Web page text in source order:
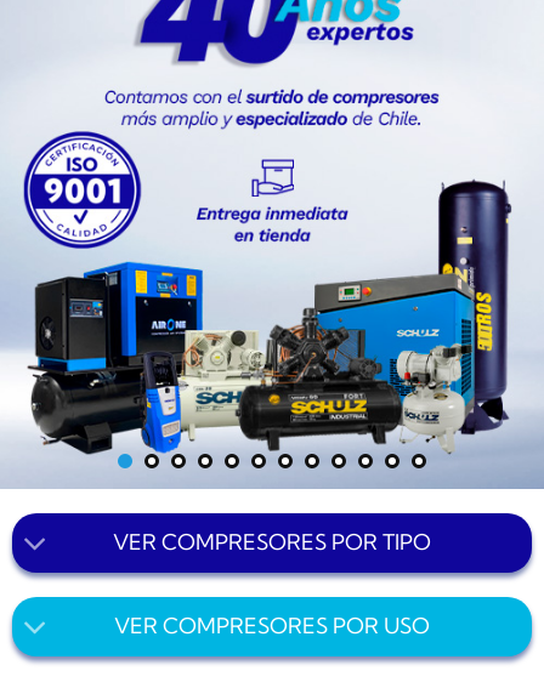
VER COMPRESORES POR TIPO
VER COMPRESORES POR USO